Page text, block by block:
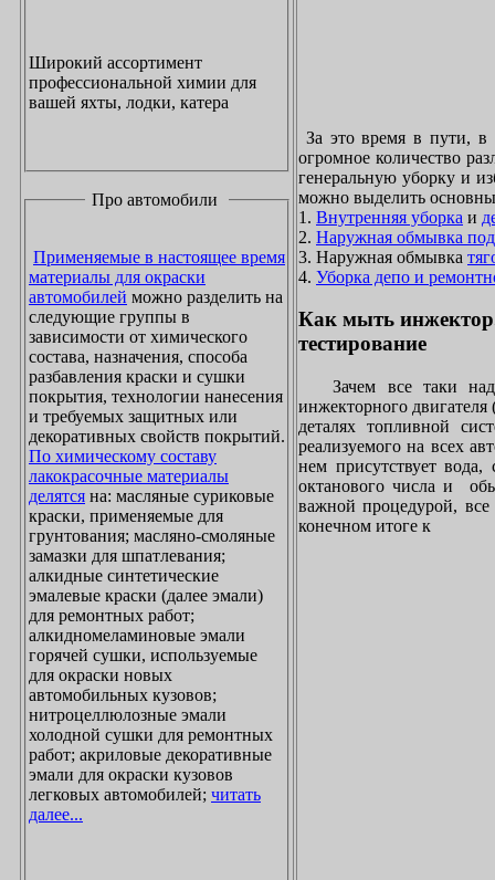
Широкий ассортимент
профессиональной химии для
вашей яхты, лодки, катера
Про автомобили
Применяемые в настоящее время
материалы для окраски
автомобилей можно разделить на
следующие группы в
зависимости от химического
состава, назначения, способа
разбавления краски и сушки
покрытия, технологии нанесения
и требуемых защитных или
декоративных свойств покрытий.
По химическому составу
лакокрасочные материалы
делятся на: масляные суриковые
краски, применяемые для
грунтования; масляно-смоляные
замазки для шпатлевания;
алкидные синтетические
эмалевые краски (далее эмали)
для ремонтных работ;
алкидномеламиновые эмали
горячей сушки, используемые
для окраски новых
автомобильных кузовов;
нитроцеллюлозные эмали
холодной сушки для ремонтных
работ; акриловые декоративные
эмали для окраски кузовов
легковых автомобилей; читать
далее...
За это время в пути,
огромное количество
генеральную уборку и
можно выделить
1. Внутренняя уборка и
2. Наружная обмывка
3. Наружная обмывка
4. Уборка депо и
Как мыть
тестирование
Зачем все таки
инжекторного
деталях топливной
реализуемого на всех
нем присутствует
октанового числа и
важной процедурой, все
конечном итоге к